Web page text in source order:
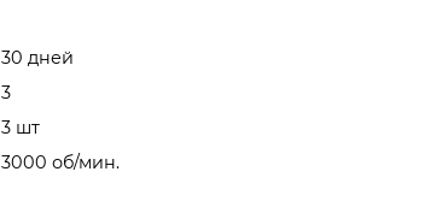
30 дней
3
3 шт
3000 об/мин.